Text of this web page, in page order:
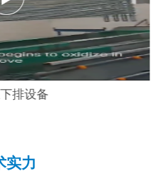
排设备
实力